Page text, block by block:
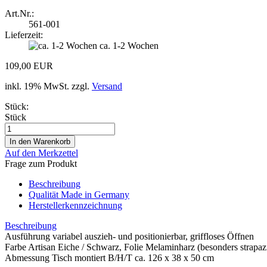
Art.Nr.:
561-001
Lieferzeit:
ca. 1-2 Wochen
109,00 EUR
inkl. 19% MwSt. zzgl. Versand
Stück:
Stück
Auf den Merkzettel
Frage zum Produkt
Beschreibung
Qualität Made in Germany
Herstellerkennzeichnung
Beschreibung
Ausführung variabel auszieh- und positionierbar, griffloses Öffnen
Farbe Artisan Eiche / Schwarz, Folie Melaminharz (besonders
Abmessung Tisch montiert B/H/T ca. 126 x 38 x 50 cm